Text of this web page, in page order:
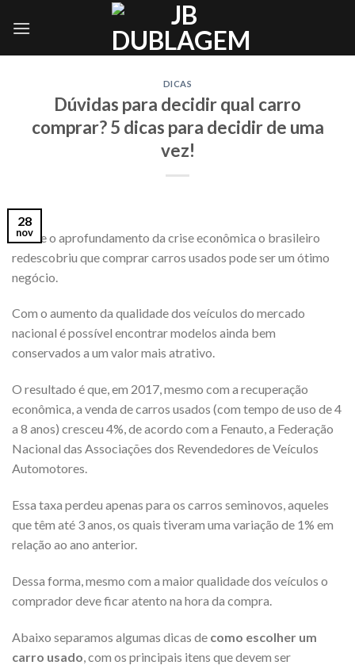
DICAS
Dúvidas para decidir qual carro
comprar? 5 dicas para decidir de uma
vez!
28
nov
Desde o aprofundamento da crise econômica o brasileiro
redescobriu que comprar carros usados pode ser um ótimo
negócio.
Com o aumento da qualidade dos veículos do mercado
nacional é possível encontrar modelos ainda bem
conservados a um valor mais atrativo.
O resultado é que, em 2017, mesmo com a recuperação
econômica, a venda de carros usados (com tempo de uso de 4
a 8 anos) cresceu 4%, de acordo com a Fenauto, a Federação
Nacional das Associações dos Revendedores de Veículos
Automotores.
Essa taxa perdeu apenas para os carros seminovos, aqueles
que têm até 3 anos, os quais tiveram uma variação de 1% em
relação ao ano anterior.
Dessa forma, mesmo com a maior qualidade dos veículos o
comprador deve ficar atento na hora da compra.
Abaixo separamos algumas dicas de como escolher um
carro usado , com os principais itens que devem ser